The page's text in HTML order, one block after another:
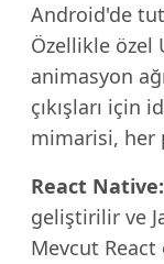
Android'de
Özellikle özel
animasyon
çıkışları için
mimarisi, her
React Native:
geliştirilir ve
Mevcut